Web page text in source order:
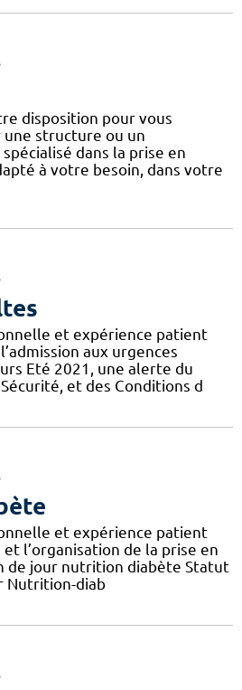
disposition pour vous
structure ou un
dans la prise en
à votre besoin, dans votre
et expérience patient
aux urgences
Eté 2021, une alerte du
et des Conditions d
et expérience patient
l’organisation de la prise en
de jour nutrition diabète Statut
Nutrition-diab